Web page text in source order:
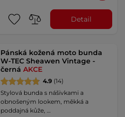
Detail
Pánská kožená moto bunda
W-TEC Sheawen Vintage -
černáAKCE
4.9 (14)
Stylová bunda s nášivkami a
obnošeným lookem, měkká a
poddajná kůže, …